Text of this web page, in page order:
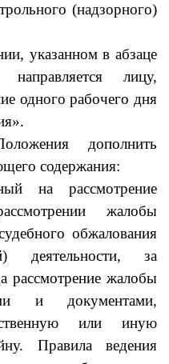
(надзорного)
указанном в абзаце
лицу,
одного рабочего дня
дополнить
содержания:
на рассмотрение
жалобы
обжалования
деятельности, за
рассмотрение жалобы
и документами,
или иную
Правила ведения